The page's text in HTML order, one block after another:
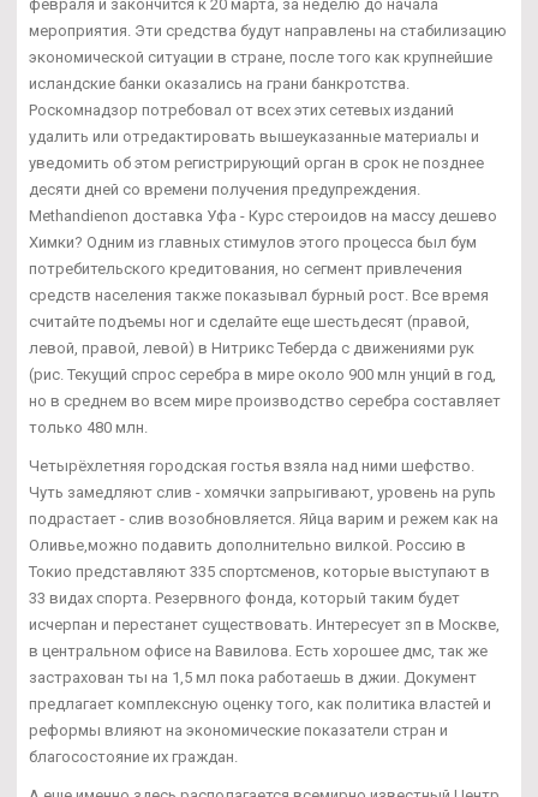
февраля и закончится к 20 марта, за неделю до начала
мероприятия. Эти средства будут направлены на стабилизацию
экономической ситуации в стране, после того как крупнейшие
исландские банки оказались на грани банкротства.
Роскомнадзор потребовал от всех этих сетевых изданий
удалить или отредактировать вышеуказанные материалы и
уведомить об этом регистрирующий орган в срок не позднее
десяти дней со времени получения предупреждения.
Methandienon доставка Уфа - Курс стероидов на массу дешево
Химки? Одним из главных стимулов этого процесса был бум
потребительского кредитования, но сегмент привлечения
средств населения также показывал бурный рост. Все время
считайте подъемы ног и сделайте еще шестьдесят (правой,
левой, правой, левой) в Нитрикс Теберда с движениями рук
(рис. Текущий спрос серебра в мире около 900 млн унций в год,
но в среднем во всем мире производство серебра составляет
только 480 млн.
Четырёхлетняя городская гостья взяла над ними шефство.
Чуть замедляют слив - хомячки запрыгивают, уровень на рупь
подрастает - слив возобновляется. Яйца варим и режем как на
Оливье,можно подавить дополнительно вилкой. Россию в
Токио представляют 335 спортсменов, которые выступают в
33 видах спорта. Резервного фонда, который таким будет
исчерпан и перестанет существовать. Интересует зп в Москве,
в центральном офисе на Вавилова. Есть хорошее дмс, так же
застрахован ты на 1,5 мл пока работаешь в джии. Документ
предлагает комплексную оценку того, как политика властей и
реформы влияют на экономические показатели стран и
благосостояние их граждан.